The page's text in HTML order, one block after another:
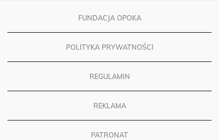
FUNDACJA OPOKA
POLITYKA PRYWATNOŚCI
REGULAMIN
REKLAMA
PATRONAT